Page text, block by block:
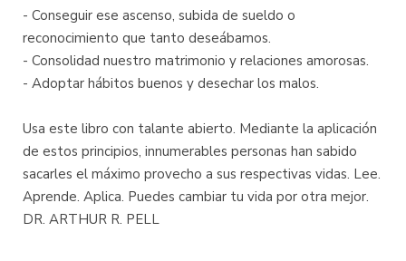
- Conseguir ese ascenso, subida de sueldo o
reconocimiento que tanto deseábamos.
- Consolidad nuestro matrimonio y relaciones amorosas.
- Adoptar hábitos buenos y desechar los malos.
Usa este libro con talante abierto. Mediante la aplicación
de estos principios, innumerables personas han sabido
sacarles el máximo provecho a sus respectivas vidas. Lee.
Aprende. Aplica. Puedes cambiar tu vida por otra mejor.
DR. ARTHUR R. PELL